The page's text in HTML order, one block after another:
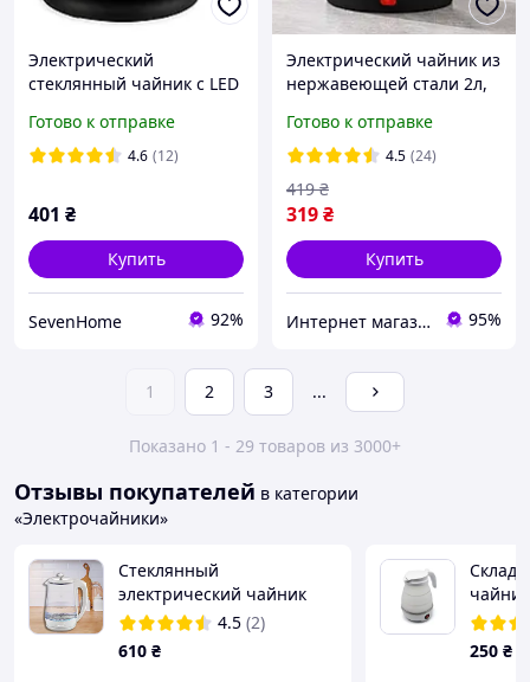
Электрический
стеклянный чайник с LED
7910 1л 1650Вт
Готово к отправке
4.6 (12)
401 ₴
Купить
SevenHome 92%
Электрический чайник из
нержавеющей стали 2л,
Электрочайник для дома
Готово к отправке
4.5 (24)
319₴
419 ₴
Купить
Интернет магазин "eltim" 95%
1 2 3 ...
Показано 1 - 29 товаров из 3000+
Отзывы покупателей в категории
«Электрочайники»
Стеклянный
электрический чайник
Maestro MR-052-WHITE,
1,7 л, дисковый
4.5 (2)
610 ₴ 250 ₴